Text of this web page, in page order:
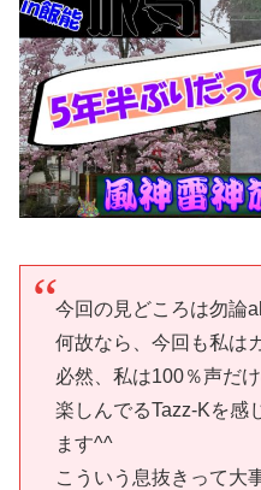
今回の見どころは勿論
何故なら、今回も私は
必然、私は100％声だ
楽しんでるTazz-Kを感
ます^^
こういう息抜きって大